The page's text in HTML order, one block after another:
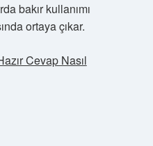
bakır kullanımı
ortaya çıkar.
Cevap Nasıl